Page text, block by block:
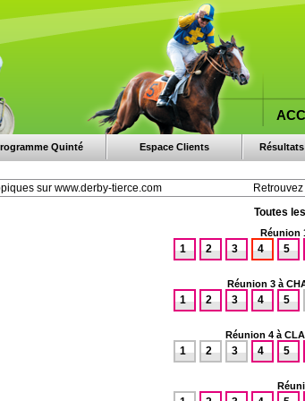
Espace Clients
Quinté
Toutes
Réunion
5
4
3
2
1
Réunion 3 à
5
4
3
2
1
Réunion 4 à
5
4
3
2
1